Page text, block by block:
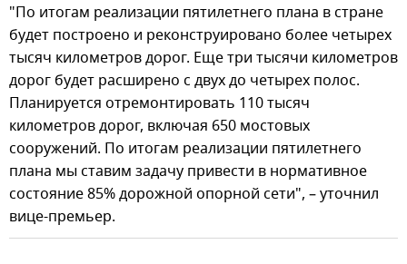
"По итогам реализации пятилетнего плана в стране
будет построено и реконструировано более четырех
тысяч километров дорог. Еще три тысячи километров
дорог будет расширено с двух до четырех полос.
Планируется отремонтировать 110 тысяч
километров дорог, включая 650 мостовых
сооружений. По итогам реализации пятилетнего
плана мы ставим задачу привести в нормативное
состояние 85% дорожной опорной сети", – уточнил
вице-премьер.